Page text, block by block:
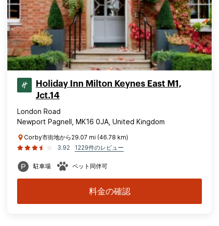
Holiday Inn Milton Keynes East M1,
Jct.14
London Road
Newport Pagnell, MK16 0JA, United Kingdom
Corby市街地から29.07 mi (46.78 km)
3.92
1229件のレビュー
駐車場 ペット同伴可
料金の確認